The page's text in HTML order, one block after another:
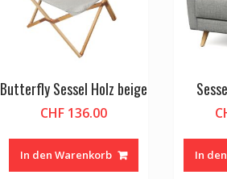
Butterfly Sessel Holz beige
CHF 136.00
In den Warenkorb In